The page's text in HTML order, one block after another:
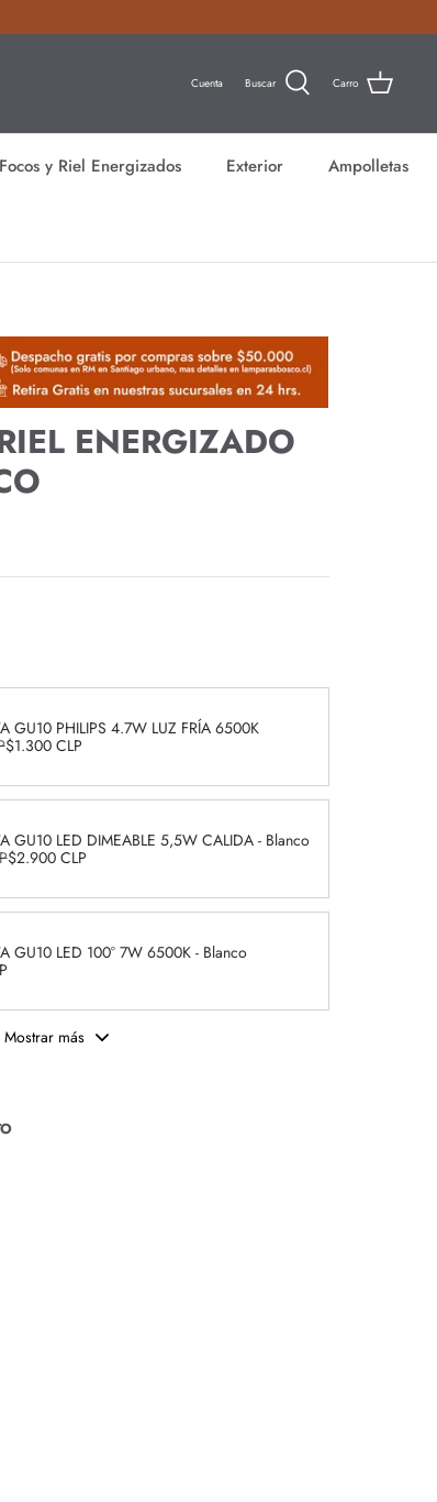
Cuenta Buscar Carro
Focos y Riel Energizados Exterior Ampolletas
ENERGIZADO
GU10 PHILIPS 4.7W LUZ FRÍA 6500K
$1.300 CLP
GU10 LED DIMEABLE 5,5W CALIDA - Blanco
$2.900 CLP
GU10 LED 100° 7W 6500K - Blanco
Mostrar más